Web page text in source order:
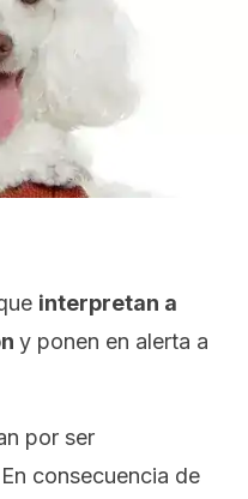
interpretan a
y ponen en alerta a
por ser
consecuencia de